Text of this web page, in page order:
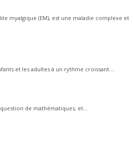
myalgique (EM), est une maladie complexe et
et les adultes à un rythme croissant....
de mathématiques, et...